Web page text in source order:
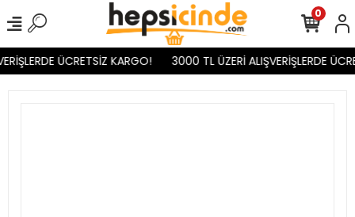
ÜCRETSİZ KARGO! 3000 TL ÜZERİ ALIŞVERİŞLERDE
0